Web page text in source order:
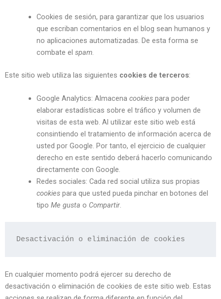
Cookies de sesión, para garantizar que los usuarios
que escriban comentarios en el blog sean humanos y
no aplicaciones automatizadas. De esta forma se
combate el spam.
Este sitio web utiliza las siguientes cookies de terceros:
Google Analytics: Almacena cookiespara poder
elaborar estadísticas sobre el tráfico y volumen de
visitas de esta web. Al utilizar este sitio web está
consintiendo el tratamiento de información acerca de
usted por Google. Por tanto, el ejercicio de cualquier
derecho en este sentido deberá hacerlo comunicando
directamente con Google.
Redes sociales: Cada red social utiliza sus propias
cookiespara que usted pueda pinchar en botones del
tipo Me gusta o Compartir.
Desactivación o eliminación de cookies
En cualquier momento podrá ejercer su derecho de
desactivación o eliminación de cookies de este sitio web. Estas